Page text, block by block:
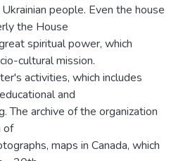
people. Even the house
the House
spiritual power, which
cultural mission.
activities, which includes
and
The archive of the organization
of
maps in Canada, which